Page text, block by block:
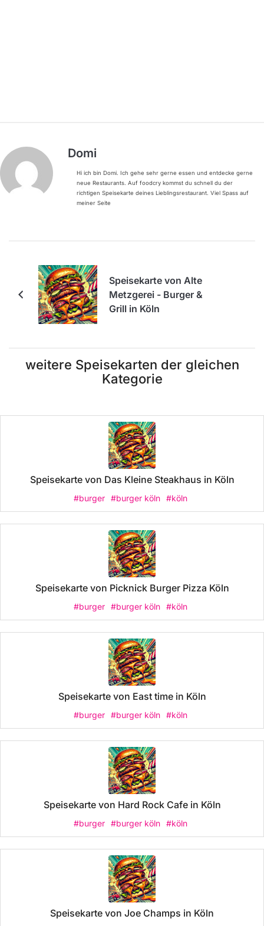
Domi
Hi ich bin Domi. Ich gehe sehr gerne essen und entdecke gerne
neue Restaurants. Auf foodcry kommst du schnell du der
richtigen Speisekarte deines Lieblingsrestaurant. Viel Spass auf
meiner Seite
Speisekarte von Alte
Metzgerei - Burger &
Grill in Köln
weitere Speisekarten der gleichen
Kategorie
Speisekarte von Das Kleine Steakhaus in Köln
#burger #burger köln #köln
Speisekarte von Picknick Burger Pizza Köln
#burger #burger köln #köln
Speisekarte von East time in Köln
#burger #burger köln #köln
Speisekarte von Hard Rock Cafe in Köln
#burger #burger köln #köln
Speisekarte von Joe Champs in Köln